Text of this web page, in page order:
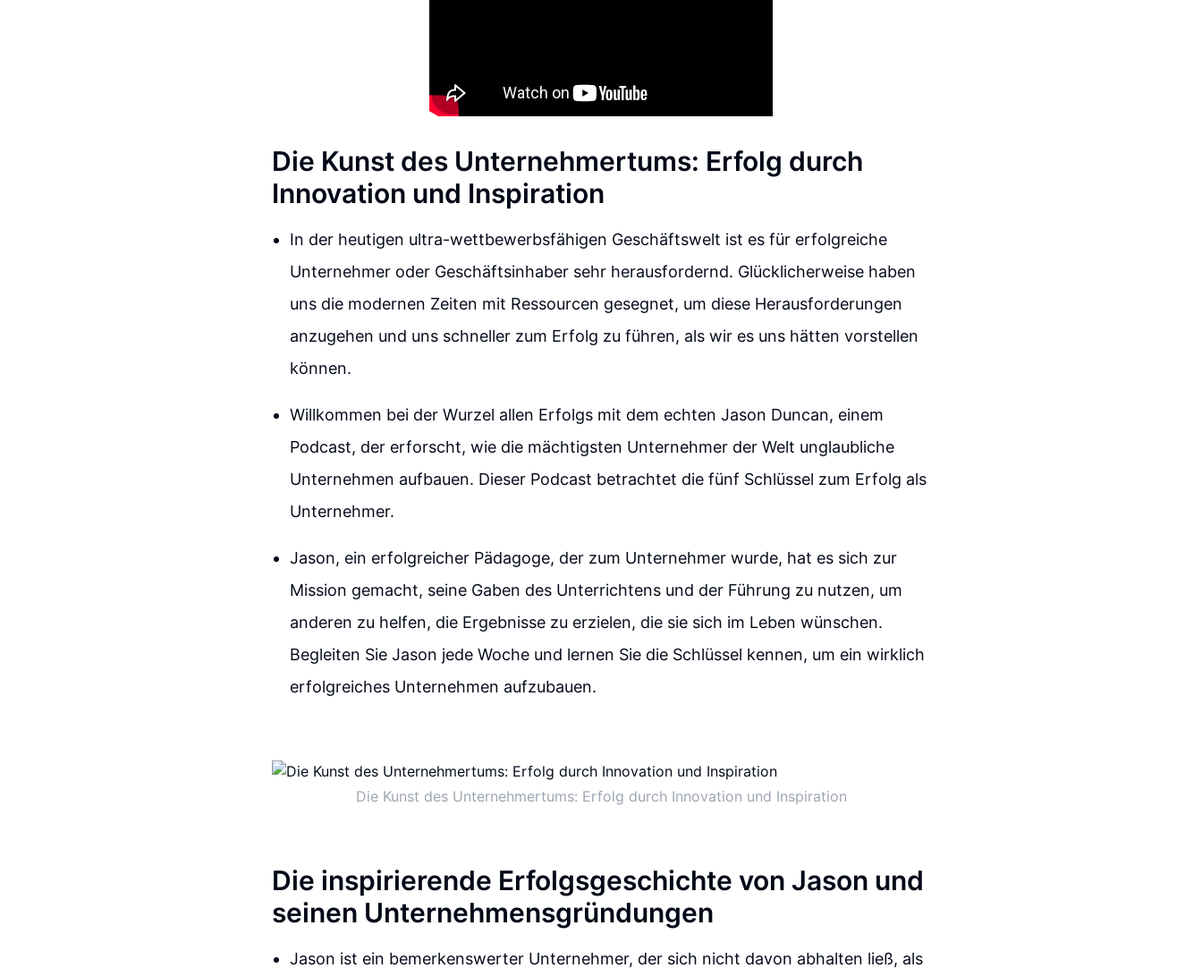
Die Kunst des Unternehmertums: Erfolg durch
Innovation und Inspiration
In der heutigen ultra-wettbewerbsfähigen Geschäftswelt ist es für erfolgreiche
Unternehmer oder Geschäftsinhaber sehr herausfordernd. Glücklicherweise haben
uns die modernen Zeiten mit Ressourcen gesegnet, um diese Herausforderungen
anzugehen und uns schneller zum Erfolg zu führen, als wir es uns hätten vorstellen
können.
Willkommen bei der Wurzel allen Erfolgs mit dem echten Jason Duncan, einem
Podcast, der erforscht, wie die mächtigsten Unternehmer der Welt unglaubliche
Unternehmen aufbauen. Dieser Podcast betrachtet die fünf Schlüssel zum Erfolg als
Unternehmer.
Jason, ein erfolgreicher Pädagoge, der zum Unternehmer wurde, hat es sich zur
Mission gemacht, seine Gaben des Unterrichtens und der Führung zu nutzen, um
anderen zu helfen, die Ergebnisse zu erzielen, die sie sich im Leben wünschen.
Begleiten Sie Jason jede Woche und lernen Sie die Schlüssel kennen, um ein wirklich
erfolgreiches Unternehmen aufzubauen.
Die Kunst des Unternehmertums: Erfolg durch Innovation und Inspiration
Die inspirierende Erfolgsgeschichte von Jason und
seinen Unternehmensgründungen
Jason ist ein bemerkenswerter Unternehmer, der sich nicht davon abhalten ließ, als